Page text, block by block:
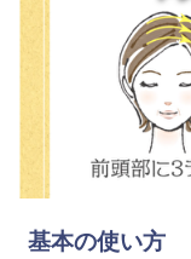
基本の使い方